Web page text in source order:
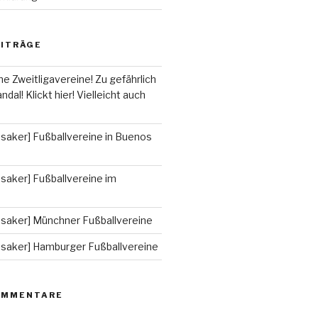
Zweitligavereine! Zu gefährlich
Klickt hier! Vielleicht auch
Fußballvereine in Buenos
Fußballvereine im
Münchner Fußballvereine
Hamburger Fußballvereine